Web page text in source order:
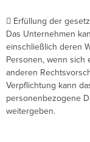
 Erfüllung der
Das Unternehmen
einschließlich deren
Personen, wenn sich
anderen
Verpflichtung kann
personenbezogene
weitergeben.